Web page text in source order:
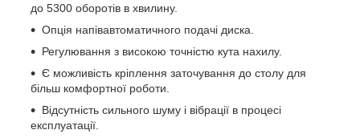
до 5300 оборотів в хвилину.
Опція напівавтоматичного подачі диска.
Регулювання з високою точністю кута нахилу.
Є можливість кріплення заточування до столу для
більш комфортної роботи.
Відсутність сильного шуму і вібрації в процесі
експлуатації.